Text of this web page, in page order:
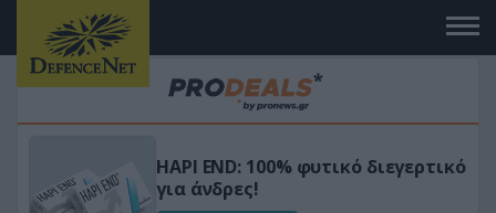
Μεταμόρφωσε τον κήπο σου με το
Ultra Box Μίνι Αλυσοπρίονο με
μπαταρία λιθίου